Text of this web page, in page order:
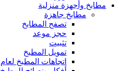
مطابخ وأجهزة منزلية
مطابخ جاهزة
تصفح المطابخ
حجز موعد
تثبيت
تمويل المطبخ
اتجاهات المطبخ لعام 2023